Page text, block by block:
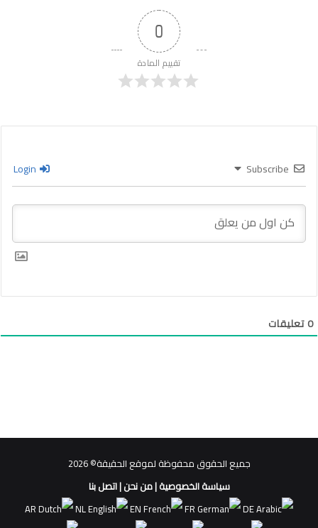
0
تقييم المادة
Subscribe
0تعليقات
جميع الحقوق محفوظة لموقع الحقيقة© 2026
سياسة الخصوصية|من نحن|اتصل بنا
AR
NL EN FR
DE